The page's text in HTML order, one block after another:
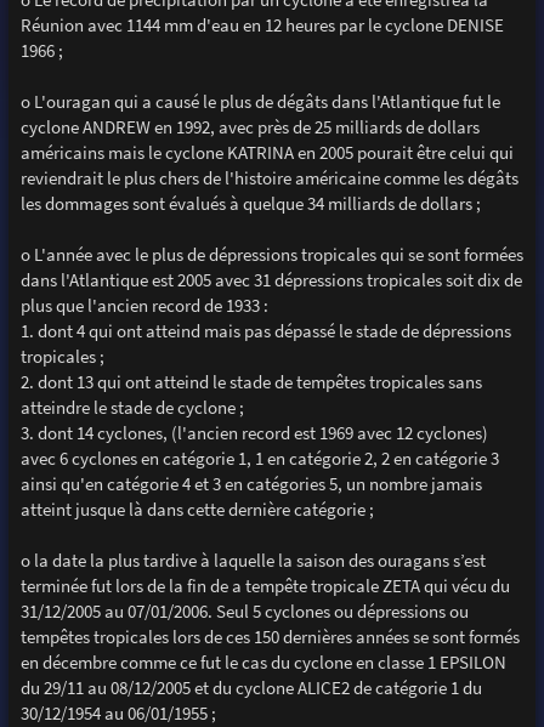
Réunion avec 1144 mm d'eau en 12 heures par le cyclone DENISE
1966 ;
o L'ouragan qui a causé le plus de dégâts dans l'Atlantique fut le
cyclone ANDREW en 1992, avec près de 25 milliards de dollars
américains mais le cyclone KATRINA en 2005 pourait être celui qui
reviendrait le plus chers de l'histoire américaine comme les dégâts
les dommages sont évalués à quelque 34 milliards de dollars ;
o L'année avec le plus de dépressions tropicales qui se sont formées
dans l'Atlantique est 2005 avec 31 dépressions tropicales soit dix de
plus que l'ancien record de 1933 :
1. dont 4 qui ont atteind mais pas dépassé le stade de dépressions
tropicales ;
2. dont 13 qui ont atteind le stade de tempêtes tropicales sans
atteindre le stade de cyclone ;
3. dont 14 cyclones, (l'ancien record est 1969 avec 12 cyclones)
avec 6 cyclones en catégorie 1, 1 en catégorie 2, 2 en catégorie 3
ainsi qu'en catégorie 4 et 3 en catégories 5, un nombre jamais
atteint jusque là dans cette dernière catégorie ;
o la date la plus tardive à laquelle la saison des ouragans s’est
terminée fut lors de la fin de a tempête tropicale ZETA qui vécu du
31/12/2005 au 07/01/2006. Seul 5 cyclones ou dépressions ou
tempêtes tropicales lors de ces 150 dernières années se sont formés
en décembre comme ce fut le cas du cyclone en classe 1 EPSILON
du 29/11 au 08/12/2005 et du cyclone ALICE2 de catégorie 1 du
30/12/1954 au 06/01/1955 ;